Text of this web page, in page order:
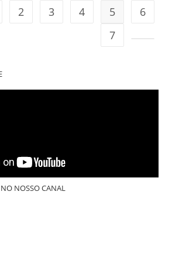
2 3 4 5
6
7
NOSSO CANAL